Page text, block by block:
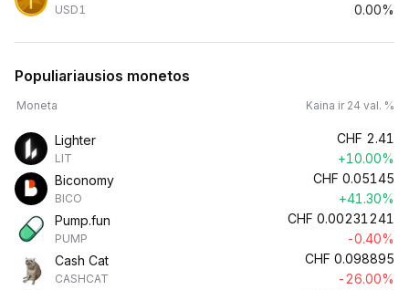
USD1
0.00%
Populiariausios monetos
Moneta Kaina ir 24 val. %
Lighter
LIT
CHF 2.41
+10.00%
Biconomy
BICO
CHF 0.05145
+41.30%
Pump.fun
PUMP
CHF 0.00231241
-0.40%
Cash Cat
CASHCAT
CHF 0.098895
-26.00%